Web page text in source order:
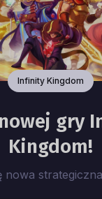
Infinity Kingdom
gry
Kingdom!
nowa